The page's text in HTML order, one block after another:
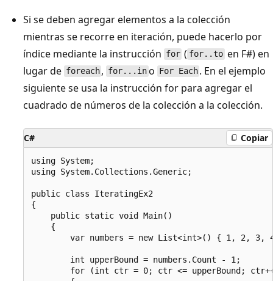
Si se deben agregar elementos a la colección
mientras se recorre en iteración, puede hacerlo por
índice mediante la instrucción for ( for..to en F#) en
lugar de foreach , for...ino For Each . En el ejemplo
siguiente se usa la instrucción for para agregar el
cuadrado de números de la colección a la colección.
C# Copiar
using System;
using System.Collections.Generic;
public class IteratingEx2
{
    public static void Main()
    {
var numbers = new List<int>() { 1, 2, 3,
        int upperBound = numbers.Count - 1;
for (int ctr = 0; ctr <= upperBound;